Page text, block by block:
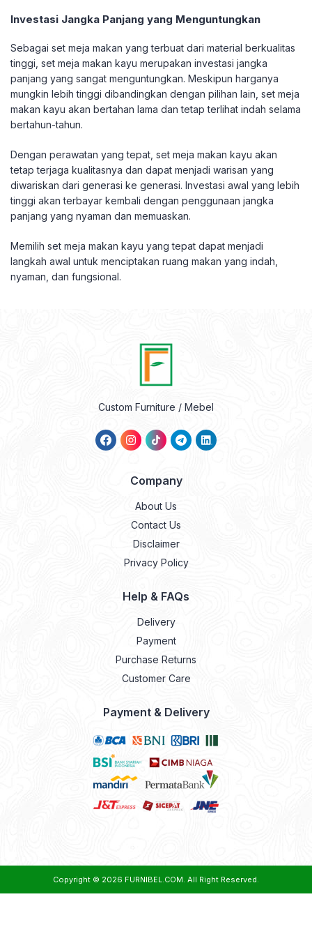
Investasi Jangka Panjang yang Menguntungkan
Sebagai set meja makan yang terbuat dari material berkualitas
tinggi, set meja makan kayu merupakan investasi jangka
panjang yang sangat menguntungkan. Meskipun harganya
mungkin lebih tinggi dibandingkan dengan pilihan lain, set meja
makan kayu akan bertahan lama dan tetap terlihat indah selama
bertahun-tahun.
Dengan perawatan yang tepat, set meja makan kayu akan
tetap terjaga kualitasnya dan dapat menjadi warisan yang
diwariskan dari generasi ke generasi. Investasi awal yang lebih
tinggi akan terbayar kembali dengan penggunaan jangka
panjang yang nyaman dan memuaskan.
Memilih set meja makan kayu yang tepat dapat menjadi
langkah awal untuk menciptakan ruang makan yang indah,
nyaman, dan fungsional.
Custom Furniture / Mebel
Company
About Us
Contact Us
Disclaimer
Privacy Policy
Help & FAQs
Delivery
Payment
Purchase Returns
Customer Care
Payment & Delivery
Copyright © 2026 FURNIBEL.COM. All Right Reserved.